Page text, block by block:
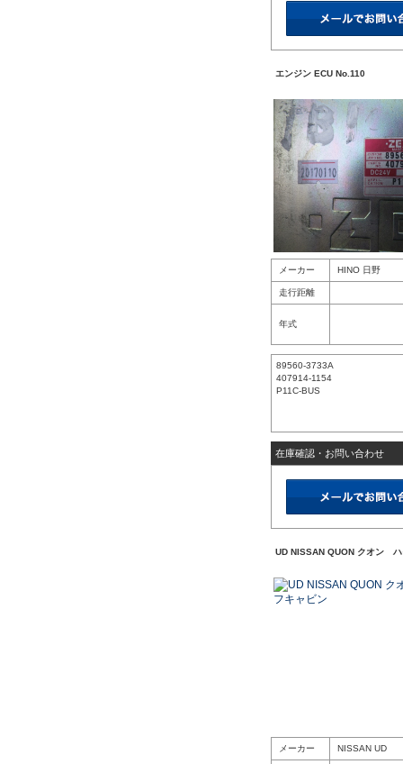
エンジン ECU No.110
メーカー HINO 日野
走行距離
年式
89560-3733A
407914-1154
P11C-BUS
在庫確認・お問い合わせ
UD NISSAN QUON クオン ハ
メーカー NISSAN UD